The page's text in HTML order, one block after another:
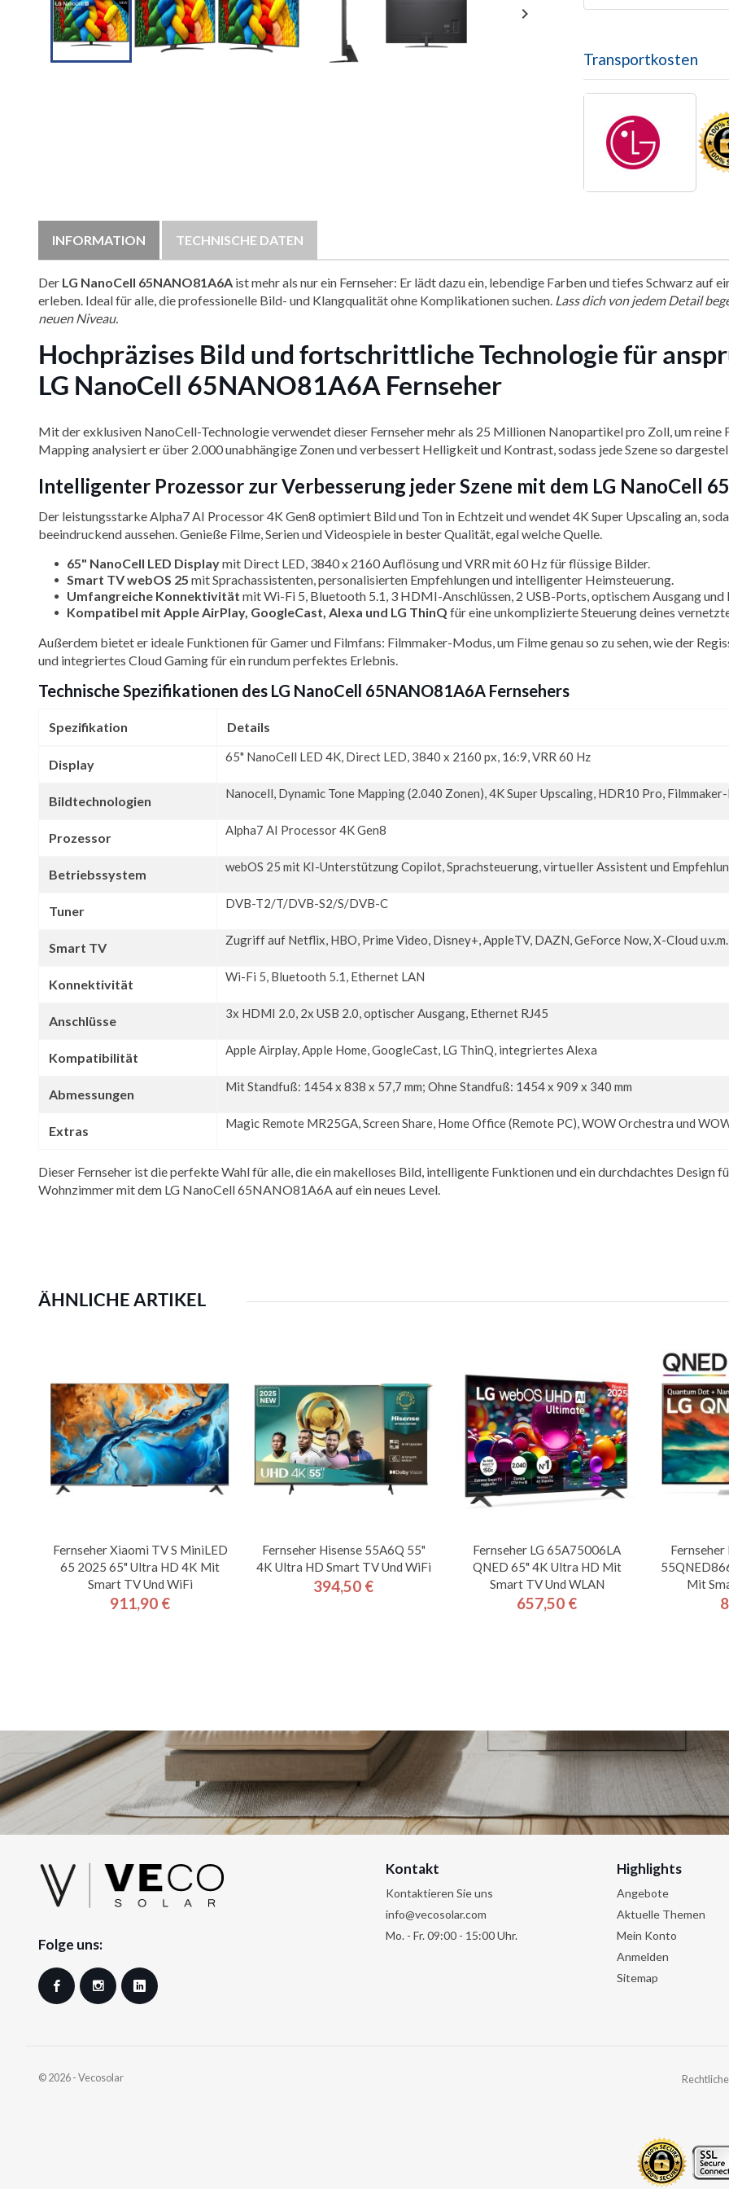
 
Transportkosten
INFORMATION TECHNISCHE DATEN
Der LG NanoCell 65NANO81A6A ist mehr als nur ein Fernseher: Er lädt dazu ein, lebendige Farben und tiefes Schwarz
erleben. Ideal für alle, die professionelle Bild- und Klangqualität ohne Komplikationen suchen. Lass dich von jedem Detail
neuen Niveau.
Hochpräzises Bild und fortschrittliche Technologie für
LG NanoCell 65NANO81A6A Fernseher
Mit der exklusiven NanoCell-Technologie verwendet dieser Fernseher mehr als 25 Millionen Nanopartikel pro Zoll, um
Mapping analysiert er über 2.000 unabhängige Zonen und verbessert Helligkeit und Kontrast, sodass jede Szene so
Intelligenter Prozessor zur Verbesserung jeder Szene mit dem LG NanoCell
Der leistungsstarke Alpha7 AI Processor 4K Gen8 optimiert Bild und Ton in Echtzeit und wendet 4K Super Upscaling an,
beeindruckend aussehen. Genieße Filme, Serien und Videospiele in bester Qualität, egal welche Quelle.
65" NanoCell LED Displaymit Direct LED, 3840 x 2160 Auflösung und VRR mit 60 Hz für flüssige Bilder.
Smart TV webOS 25 mit Sprachassistenten, personalisierten Empfehlungen und intelligenter Heimsteuerung.
Umfangreiche Konnektivität mit Wi-Fi 5, Bluetooth 5.1, 3 HDMI-Anschlüssen, 2 USB-Ports, optischem Ausgang und
Kompatibel mit Apple AirPlay, GoogleCast, Alexa und LG ThinQ für eine unkomplizierte Steuerung deines
Außerdem bietet er ideale Funktionen für Gamer und Filmfans: Filmmaker-Modus, um Filme genau so zu sehen, wie der
und integriertes Cloud Gaming für ein rundum perfektes Erlebnis.
Technische Spezifikationen des LG NanoCell 65NANO81A6A Fernsehers
Spezifikation Details
Display 65" NanoCell LED 4K, Direct LED, 3840 x 2160 px, 16:9, VRR 60 Hz
Bildtechnologien Nanocell, Dynamic Tone Mapping (2.040 Zonen), 4K Super Upscaling, HDR10 Pro,
Prozessor Alpha7 AI Processor 4K Gen8
Betriebssystem webOS 25 mit KI-Unterstützung Copilot, Sprachsteuerung, virtueller Assistent und
Tuner DVB-T2/T/DVB-S2/S/DVB-C
Smart TV Zugriff auf Netflix, HBO, Prime Video, Disney+, AppleTV, DAZN, GeForce Now, X-Cloud u.v.m.
Konnektivität Wi-Fi 5, Bluetooth 5.1, Ethernet LAN
Anschlüsse 3x HDMI 2.0, 2x USB 2.0, optischer Ausgang, Ethernet RJ45
Kompatibilität Apple Airplay, Apple Home, GoogleCast, LG ThinQ, integriertes Alexa
Abmessungen Mit Standfuß: 1454 x 838 x 57,7 mm; Ohne Standfuß: 1454 x 909 x 340 mm
Extras Magic Remote MR25GA, Screen Share, Home Office (Remote PC), WOW Orchestra und
Dieser Fernseher ist die perfekte Wahl für alle, die ein makelloses Bild, intelligente Funktionen und ein durchdachtes Design
Wohnzimmer mit dem LG NanoCell 65NANO81A6A auf ein neues Level.
ÄHNLICHE ARTIKEL
Fernseher Xiaomi TV S MiniLED
65 2025 65" Ultra HD 4K Mit
Smart TV Und WiFi
Preis
911,90 €
Fernseher Hisense 55A6Q 55"
4K Ultra HD Smart TV Und WiFi
Preis
394,50 €
Fernseher LG 65A75006LA
QNED 65" 4K Ultra HD Mit
Smart TV Und WLAN
Preis
657,50 €
Fernseher
Mit
Folge uns:
Facebook Instagram
Kontakt
Kontaktieren Sie uns
info@vecosolar.com
Mo. - Fr. 09:00 - 15:00 Uhr.
Highlights
Angebote
Aktuelle Themen
Mein Konto
Anmelden
Sitemap
© 2026 - Vecosolar